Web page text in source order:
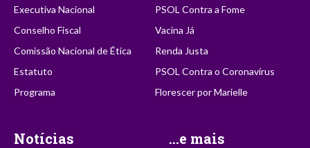
Executiva Nacional
Conselho Fiscal
Comissão Nacional de Ética
Estatuto
Programa
PSOL Contra a Fome
Vacina Já
Renda Justa
PSOL Contra o Coronavírus
Florescer por Marielle
Notícias ...e mais